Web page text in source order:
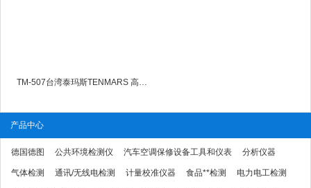
TM-507台湾泰玛斯TENMARS 高阻计/电阻计TM507
产品中心
德国德图 公共环境检测仪 汽车空调保修设备工具和仪表 分析仪器
气体检测 通讯/无线电检测 计量校准仪器 食品**检测 电力电工检测